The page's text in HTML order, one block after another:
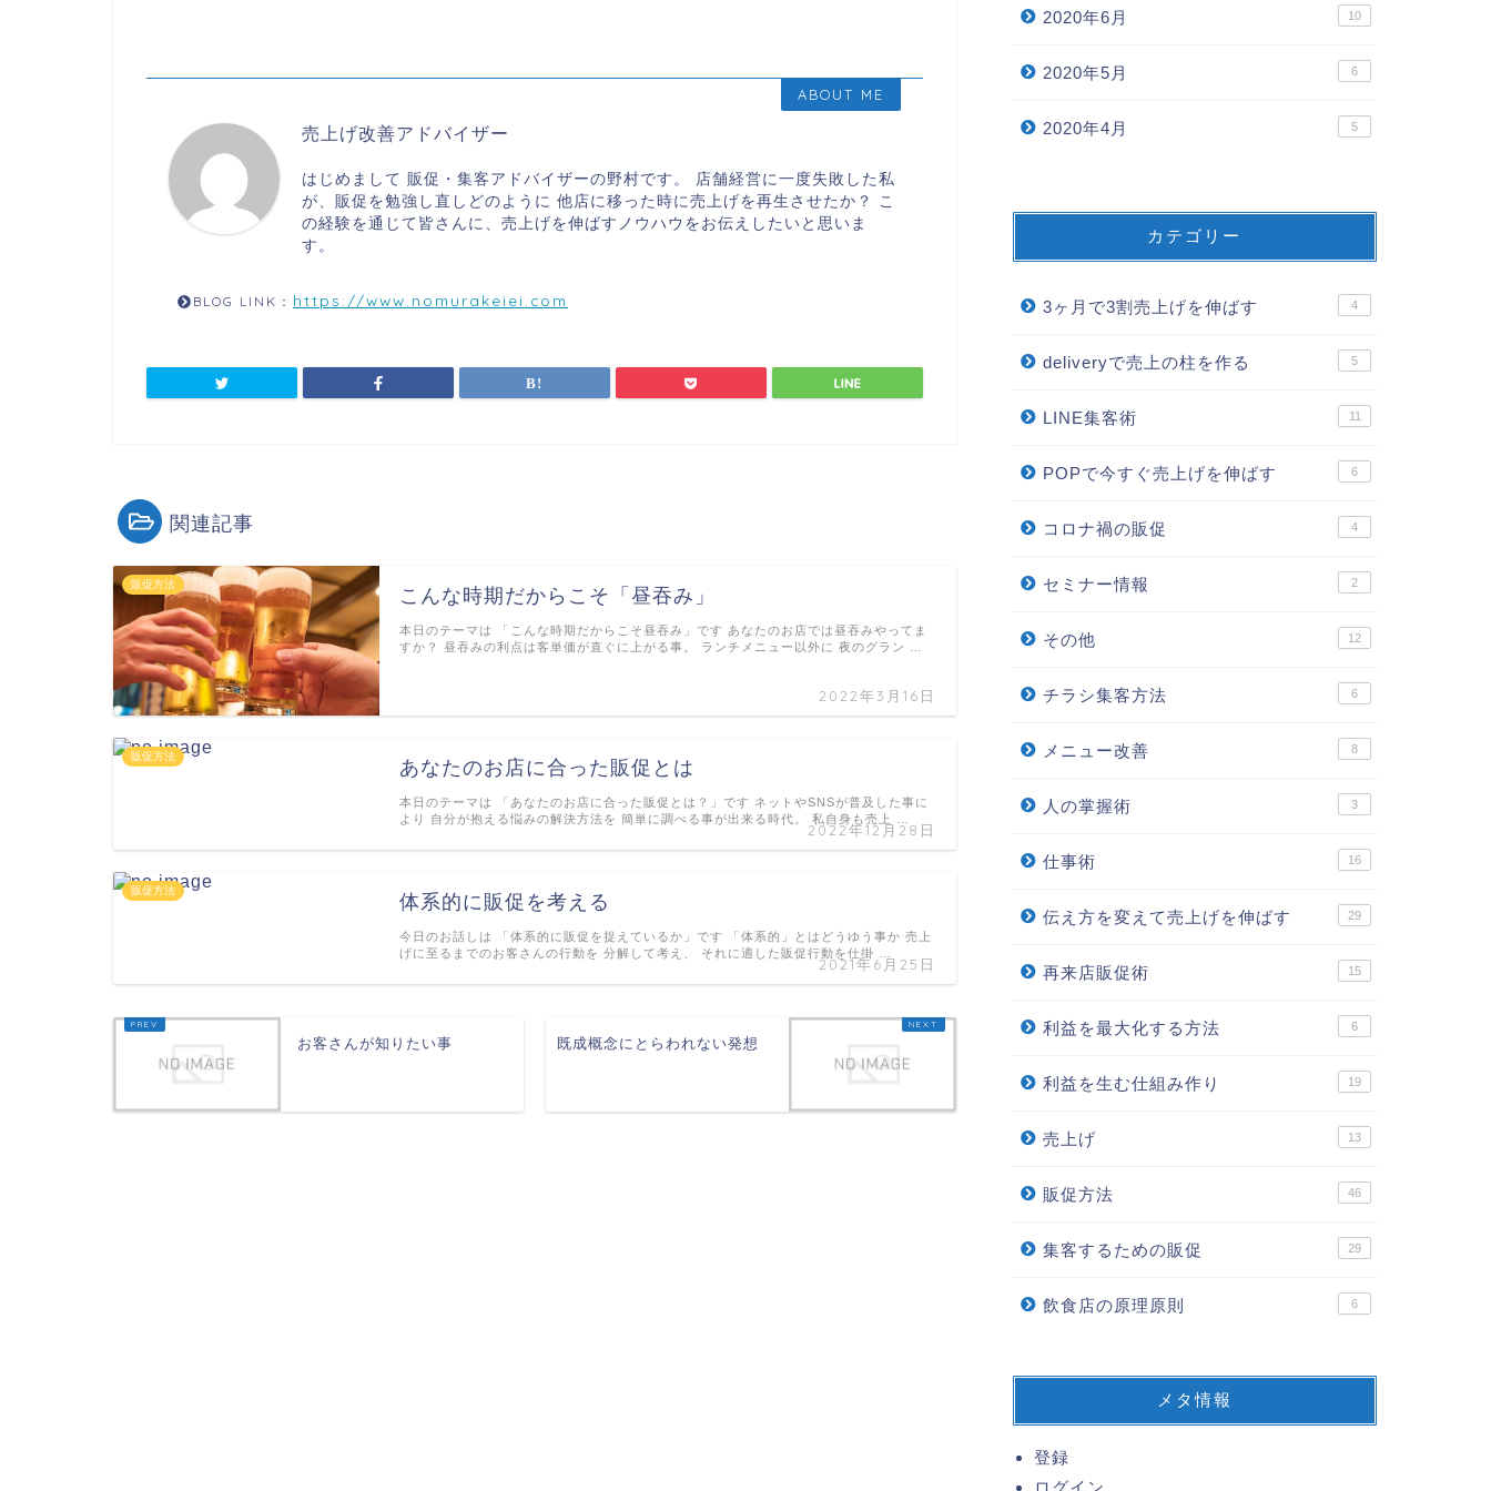
ABOUT ME
売上げ改善アドバイザー
はじめまして 販促・集客アドバイザーの野村です。 店舗経営に一度失敗した私
が、販促を勉強し直しどのように 他店に移った時に売上げを再生させたか？ こ
の経験を通じて皆さんに、売上げを伸ばすノウハウをお伝えしたいと思いま
す。
BLOG LINK： https://www.nomurakeiei.com
関連記事
販促方法
こんな時期だからこそ「昼吞み」
2022年3月16日
本日のテーマは 「こんな時期だからこそ昼吞み」です あなたのお店では昼吞みやってま
すか？ 昼吞みの利点は客単価が直ぐに上がる事。 ランチメニュー以外に 夜のグラン …
販促方法
あなたのお店に合った販促とは
2022年12月28日
本日のテーマは 「あなたのお店に合った販促とは？」です ネットやSNSが普及した事に
より 自分が抱える悩みの解決方法を 簡単に調べる事が出来る時代。 私自身も売上 …
販促方法
体系的に販促を考える
2021年6月25日
今日のお話しは 「体系的に販促を捉えているか」です 「体系的」とはどうゆう事か 売上
げに至るまでのお客さんの行動を 分解して考え、 それに適した販促行動を仕掛 …
お客さんが知りたい事 既成概念にとらわれない発想
2020年6月 10
2020年5月 6
2020年4月 5
カテゴリー
3ヶ月で3割売上げを伸ばす 4
deliveryで売上の柱を作る 5
LINE集客術 11
POPで今すぐ売上げを伸ばす 6
コロナ禍の販促 4
セミナー情報 2
その他 12
チラシ集客方法 6
メニュー改善 8
人の掌握術 3
仕事術 16
伝え方を変えて売上げを伸ばす 29
再来店販促術 15
利益を最大化する方法 6
利益を生む仕組み作り 19
売上げ 13
販促方法 46
集客するための販促 29
飲食店の原理原則 6
メタ情報
登録
ログイン